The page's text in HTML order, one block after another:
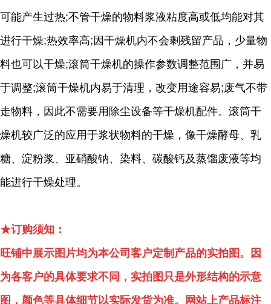
可能产生过热;不管干燥的物料浆液粘度高或低均能对其
进行干燥;热效率高;因干燥机内不会剩残留产品，少量物
料也可以干燥;滚筒干燥机的操作参数调整范围广，并易
于调整;滚筒干燥机内易于清理，改变用途容易;废气不带
走物料，因此不需要用除尘设备等干燥机配件。滚筒干
燥机较广泛的应用于浆状物料的干燥，像干燥酵母、乳
糖、淀粉浆、亚硝酸钠、染料、碳酸钙及蒸馏废液等均
能进行干燥处理。
★订购须知：
旺铺中展示图片均为本公司客户定制产品的实拍图。因
为各客户的具体要求不同，实拍图只是外形结构的示意
图，颜色等具体细节以实际发货为准。网站上产品标注